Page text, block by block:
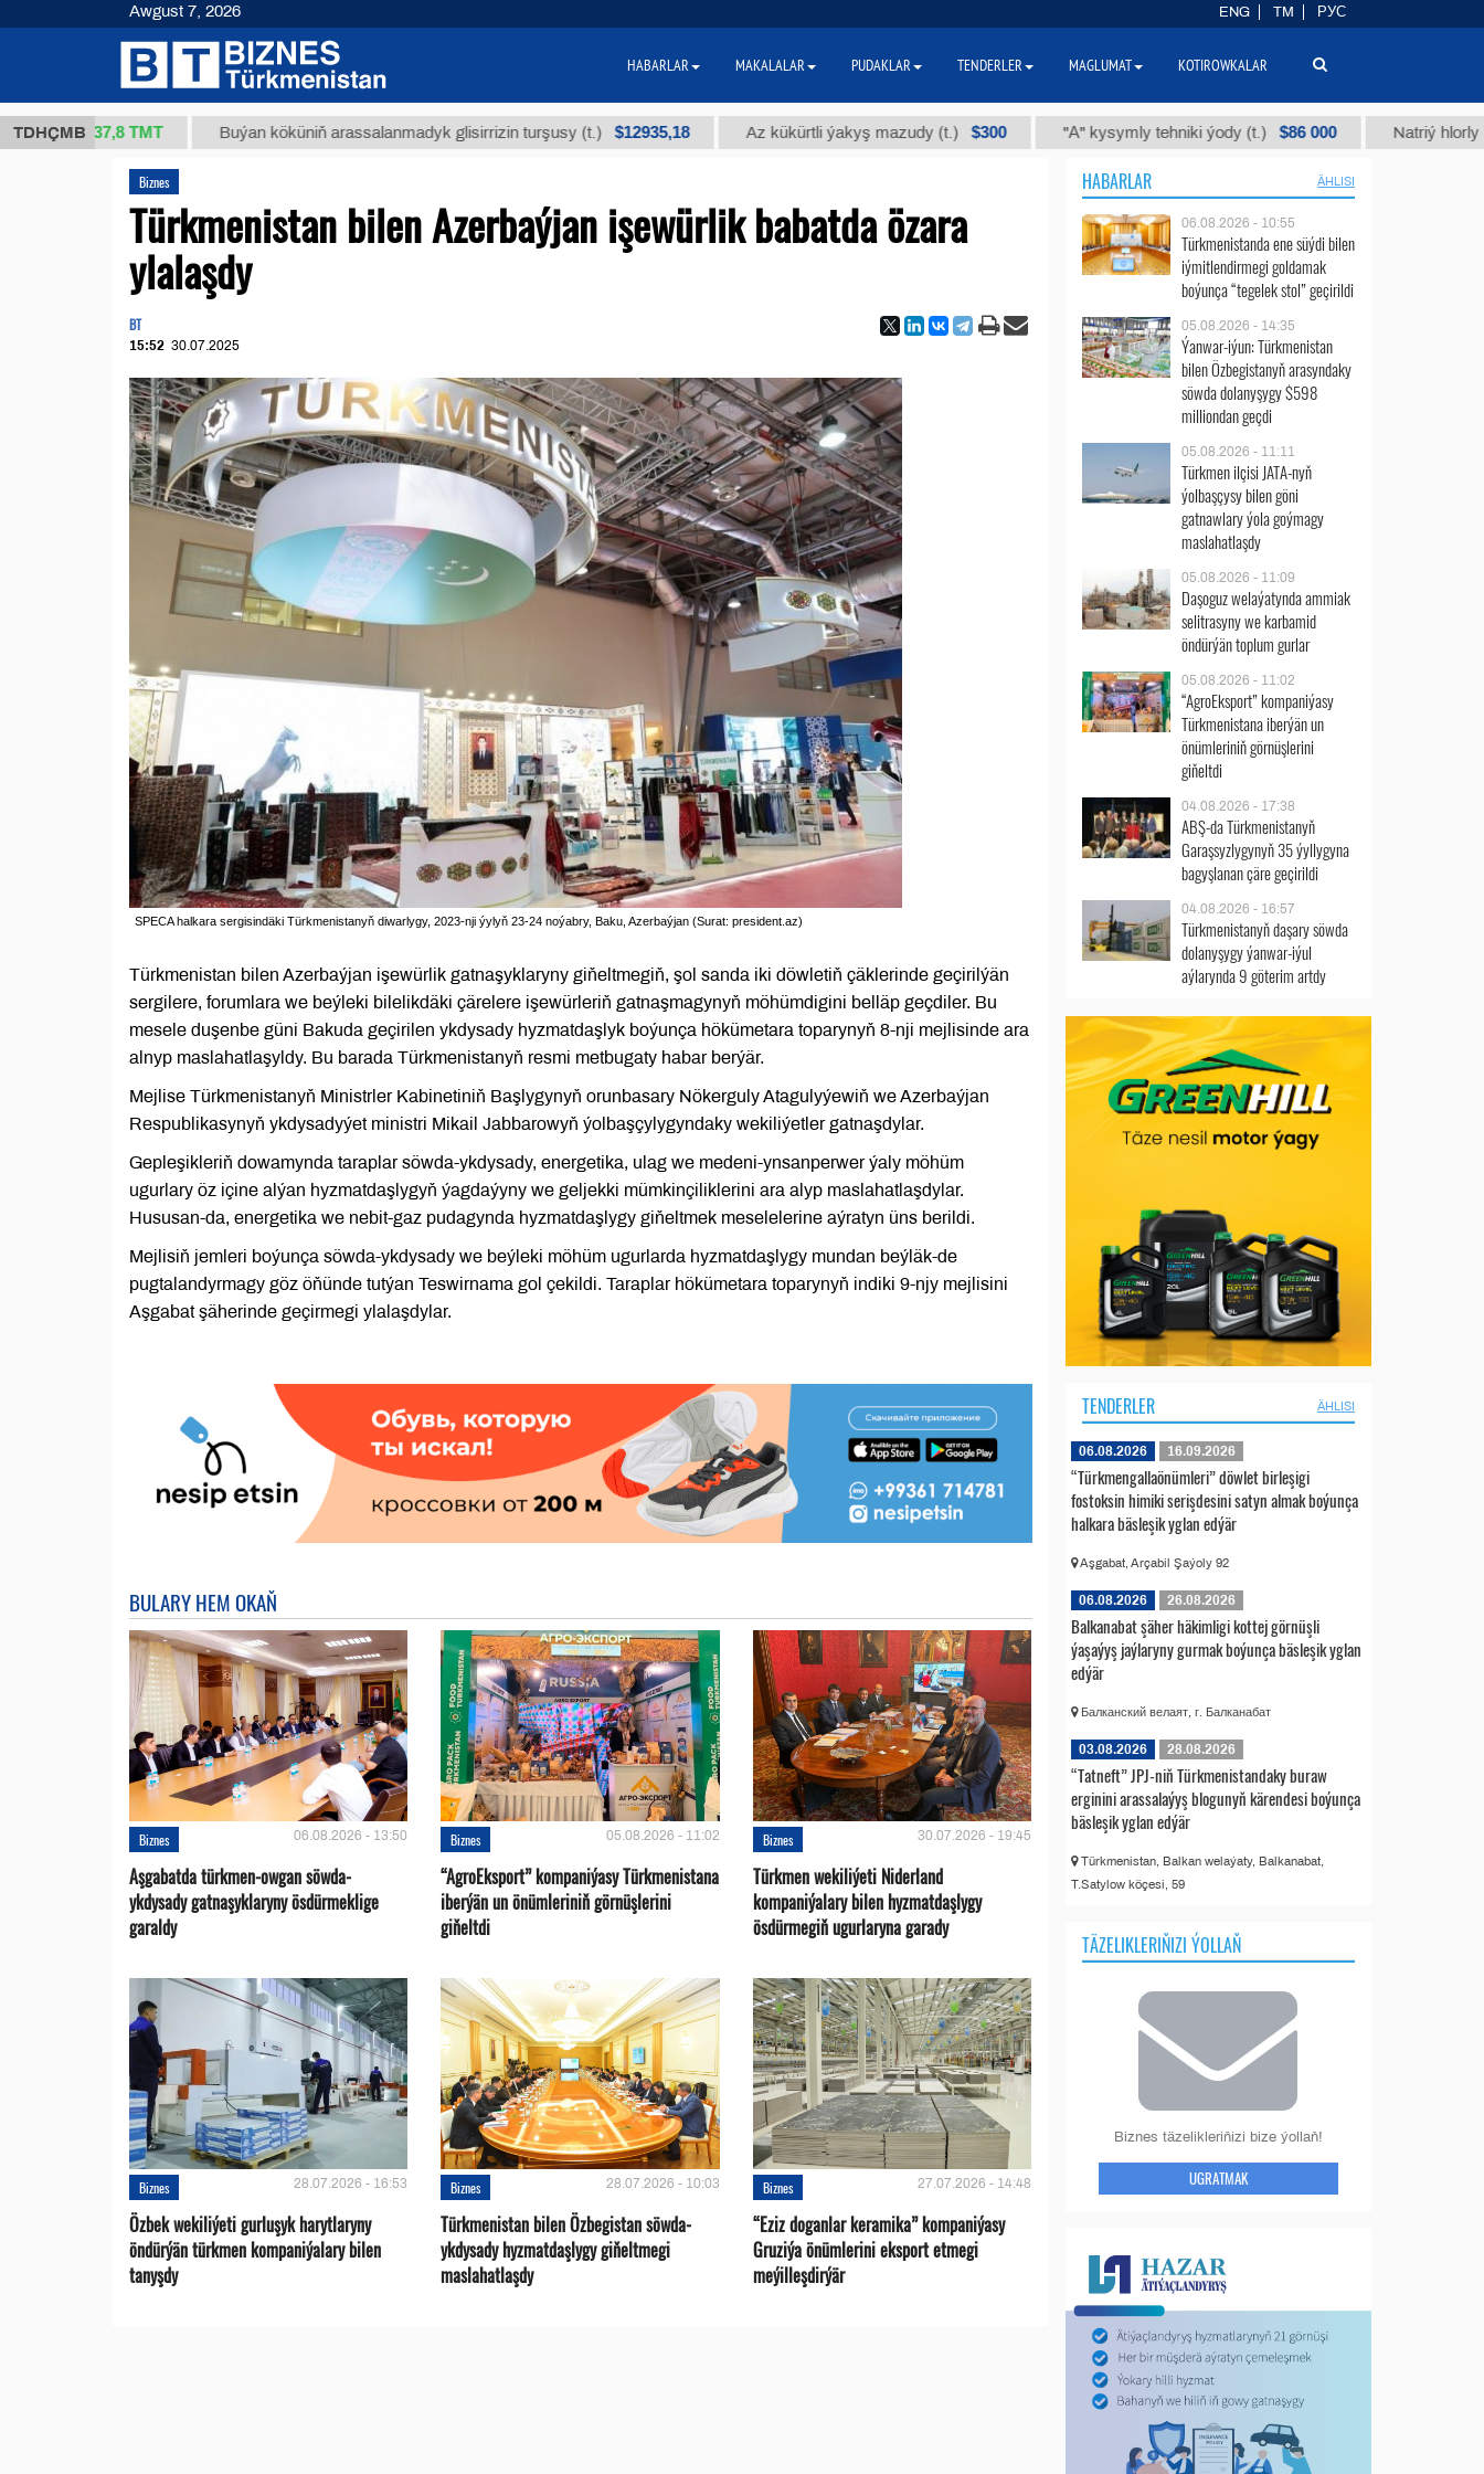
TDHÇMB
37,8 ТМТ Buýan köküniň arassalanmadyk glisirrizin turşusy (t.) $12935,18 Az kükürtli ýakyş mazudy (t.) $300 "А" kysymly tehniki ýody (t.) $86 000 Natriý hlorly (nahar
Biznes
Türkmenistan bilen Azerbaýjan işewürlik babatda özara
ylalaşdy
BT
15:52 30.07.2025
SPECA halkara sergisindäki Türkmenistanyň diwarlygy, 2023-nji ýylyň 23-24 noýabry, Baku, Azerbaýjan (Surat: president.az)
Türkmenistan bilen Azerbaýjan işewürlik gatnaşyklaryny giňeltmegiň, şol sanda iki döwletiň çäklerinde geçirilýän
sergilere, forumlara we beýleki bilelikdäki çärelere işewürleriň gatnaşmagynyň möhümdigini belläp geçdiler. Bu
mesele duşenbe güni Bakuda geçirilen ykdysady hyzmatdaşlyk boýunça hökümetara toparynyň 8-nji mejlisinde ara
alnyp maslahatlaşyldy. Bu barada Türkmenistanyň resmi metbugaty habar berýär.
Mejlise Türkmenistanyň Ministrler Kabinetiniň Başlygynyň orunbasary Nökerguly Atagulyýewiň we Azerbaýjan
Respublikasynyň ykdysadyýet ministri Mikail Jabbarowyň ýolbaşçylygyndaky wekiliýetler gatnaşdylar.
Gepleşikleriň dowamynda taraplar söwda-ykdysady, energetika, ulag we medeni-ynsanperwer ýaly möhüm
ugurlary öz içine alýan hyzmatdaşlygyň ýagdaýyny we geljekki mümkinçiliklerini ara alyp maslahatlaşdylar.
Hususan-da, energetika we nebit-gaz pudagynda hyzmatdaşlygy giňeltmek meselelerine aýratyn üns berildi.
Mejlisiň jemleri boýunça söwda-ykdysady we beýleki möhüm ugurlarda hyzmatdaşlygy mundan beýläk-de
pugtalandyrmagy göz öňünde tutýan Teswirnama gol çekildi. Taraplar hökümetara toparynyň indiki 9-njy mejlisini
Aşgabat şäherinde geçirmegi ylalaşdylar.
BULARY HEM OKAŇ
Biznes 06.08.2026 - 13:50
Aşgabatda türkmen-owgan söwda-
ykdysady gatnaşyklaryny ösdürmeklige
garaldy
Biznes 05.08.2026 - 11:02
“AgroEksport” kompaniýasy Türkmenistana
iberýän un önümleriniň görnüşlerini
giňeltdi
Biznes 30.07.2026 - 19:45
Türkmen wekiliýeti Niderland
kompaniýalary bilen hyzmatdaşlygy
ösdürmegiň ugurlaryna garady
Biznes 28.07.2026 - 16:53
Özbek wekiliýeti gurluşyk harytlaryny
öndürýän türkmen kompaniýalary bilen
tanyşdy
Biznes 28.07.2026 - 10:03
Türkmenistan bilen Özbegistan söwda-
ykdysady hyzmatdaşlygy giňeltmegi
maslahatlaşdy
Biznes 27.07.2026 - 14:48
“Eziz doganlar keramika” kompaniýasy
Gruziýa önümlerini eksport etmegi
meýilleşdirýär
HABARLAR ÄHLISI
06.08.2026 - 10:55
Türkmenistanda ene süýdi bilen
iýmitlendirmegi goldamak
boýunça “tegelek stol” geçirildi
05.08.2026 - 14:35
Ýanwar-iýun: Türkmenistan
bilen Özbegistanyň arasyndaky
söwda dolanyşygy $598
milliondan geçdi
05.08.2026 - 11:11
Türkmen ilçisi JATA-nyň
ýolbaşçysy bilen göni
gatnawlary ýola goýmagy
maslahatlaşdy
05.08.2026 - 11:09
Daşoguz welaýatynda ammiak
selitrasyny we karbamid
öndürýän toplum gurlar
05.08.2026 - 11:02
“AgroEksport” kompaniýasy
Türkmenistana iberýän un
önümleriniň görnüşlerini
giňeltdi
04.08.2026 - 17:38
ABŞ-da Türkmenistanyň
Garaşsyzlygynyň 35 ýyllygyna
bagyşlanan çäre geçirildi
04.08.2026 - 16:57
Türkmenistanyň daşary söwda
dolanyşygy ýanwar-iýul
aýlarynda 9 göterim artdy
TENDERLER ÄHLISI
06.08.2026 16.09.2026
“Türkmengallaönümleri” döwlet birleşigi
fostoksin himiki serişdesini satyn almak boýunça
halkara bäsleşik yglan edýär
Aşgabat, Arçabil Şaýoly 92
06.08.2026 26.08.2026
Balkanabat şäher häkimligi kottej görnüşli
ýaşaýyş jaýlaryny gurmak boýunça bäsleşik yglan
edýär
Балканский велаят, г. Балканабат
03.08.2026 28.08.2026
“Tatneft” JPJ-niň Türkmenistandaky buraw
erginini arassalaýyş blogunyň kärendesi boýunça
bäsleşik yglan edýär
Türkmenistan, Balkan welaýaty, Balkanabat,
T.Satylow köçesi, 59
TÄZELIKLERIŇIZI ÝOLLAŇ
Biznes täzelikleriňizi bize ýollaň!
UGRATMAK
Awgust 7, 2026 ENG TM РУС
HABARLAR MAKALALAR PUDAKLAR TENDERLER MAGLUMAT KOTIROWKALAR